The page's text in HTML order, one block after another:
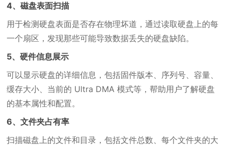
4、磁盘表面扫描
用于检测硬盘表面是否存在物理坏道，通过读取硬盘上的每
一个扇区，发现那些可能导致数据丢失的硬盘缺陷。
5、硬件信息展示
可以显示硬盘的详细信息，包括固件版本、序列号、容量、
缓存大小、当前的 Ultra DMA 模式等，帮助用户了解硬盘
的基本属性和配置。
6、文件夹占有率
扫描磁盘上的文件和目录，包括文件总数、每个文件夹的大